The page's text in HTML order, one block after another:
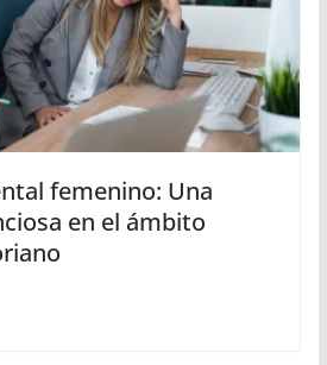
femenino: Una
en el ámbito